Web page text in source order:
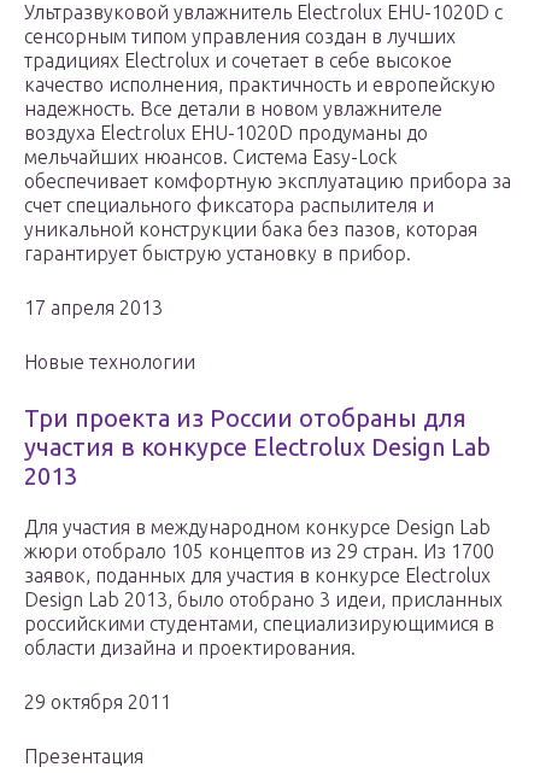
Ультразвуковой увлажнитель Electrolux EHU-1020D с
сенсорным типом управления создан в лучших
традициях Electrolux и сочетает в себе высокое
качество исполнения, практичность и европейскую
надежность. Все детали в новом увлажнителе
воздуха Electrolux EHU-1020D продуманы до
мельчайших нюансов. Система Easy-Lock
обеспечивает комфортную эксплуатацию прибора за
счет специального фиксатора распылителя и
уникальной конструкции бака без пазов, которая
гарантирует быструю установку в прибор.
17 апреля 2013
Новые технологии
Три проекта из России отобраны для
участия в конкурсе Electrolux Design Lab
2013
Для участия в международном конкурсе Design Lab
жюри отобрало 105 концептов из 29 стран. Из 1700
заявок, поданных для участия в конкурсе Electrolux
Design Lab 2013, было отобрано 3 идеи, присланных
российскими студентами, специализирующимися в
области дизайна и проектирования.
29 октября 2011
Презентация